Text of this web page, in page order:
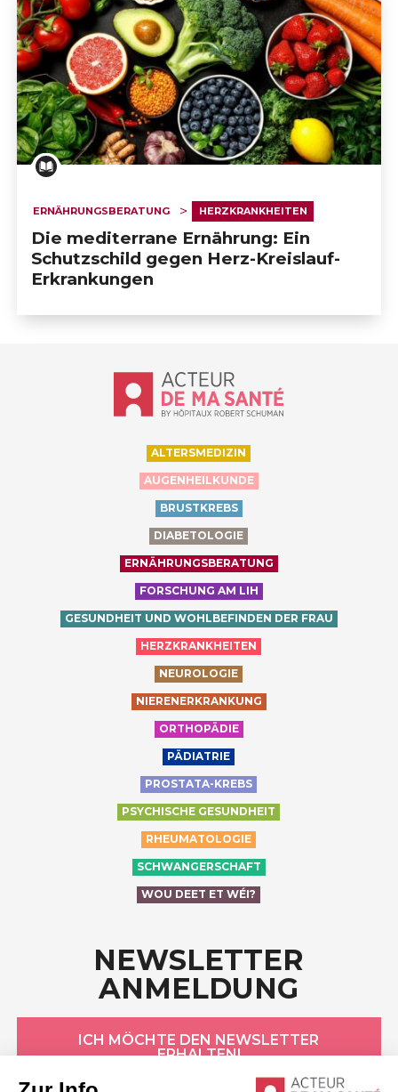
ERNÄHRUNGSBERATUNG HERZKRANKHEITEN
Die mediterrane Ernährung: Ein
Schutzschild gegen Herz-Kreislauf-
Erkrankungen
Accueil - Acteur de ma santé, by
ALTERSMEDIZIN
AUGENHEILKUNDE
BRUSTKREBS
DIABETOLOGIE
ERNÄHRUNGSBERATUNG
FORSCHUNG AM LIH
GESUNDHEIT UND WOHLBEFINDEN DER FRAU
HERZKRANKHEITEN
NEUROLOGIE
NIERENERKRANKUNG
ORTHOPÄDIE
PÄDIATRIE
PROSTATA-KREBS
PSYCHISCHE GESUNDHEIT
RHEUMATOLOGIE
SCHWANGERSCHAFT
WOU DEET ET WÉI?
NEWSLETTER
ANMELDUNG
ICH MÖCHTE DEN NEWSLETTER
ERHALTEN!